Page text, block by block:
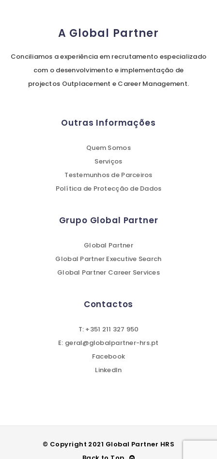
A Global Partner
Conciliamos a experiência em recrutamento especializado
com o desenvolvimento e implementação de
projectos Outplacement e Career Management.
Outras Informações
Quem Somos
Serviços
Testemunhos de Parceiros
Política de Protecção de Dados
Grupo Global Partner
Global Partner
Global Partner Executive Search
Global Partner Career Services
Contactos
T: +351 211 327 950
E: geral@globalpartner-hrs.pt
Facebook
LinkedIn
© Copyright 2021 Global Partner HRS